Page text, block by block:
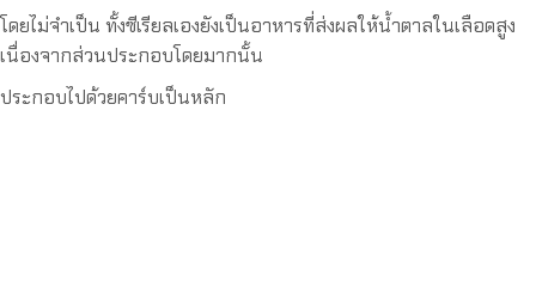
โดยไม่จำเป็น ทั้งซีเรียลเองยังเป็นอาหารที่ส่งผลให้น้ำตาลในเลือดสูง
เนื่องจากส่วนประกอบโดยมากนั้น
ประกอบไปด้วยคาร์บเป็นหลัก